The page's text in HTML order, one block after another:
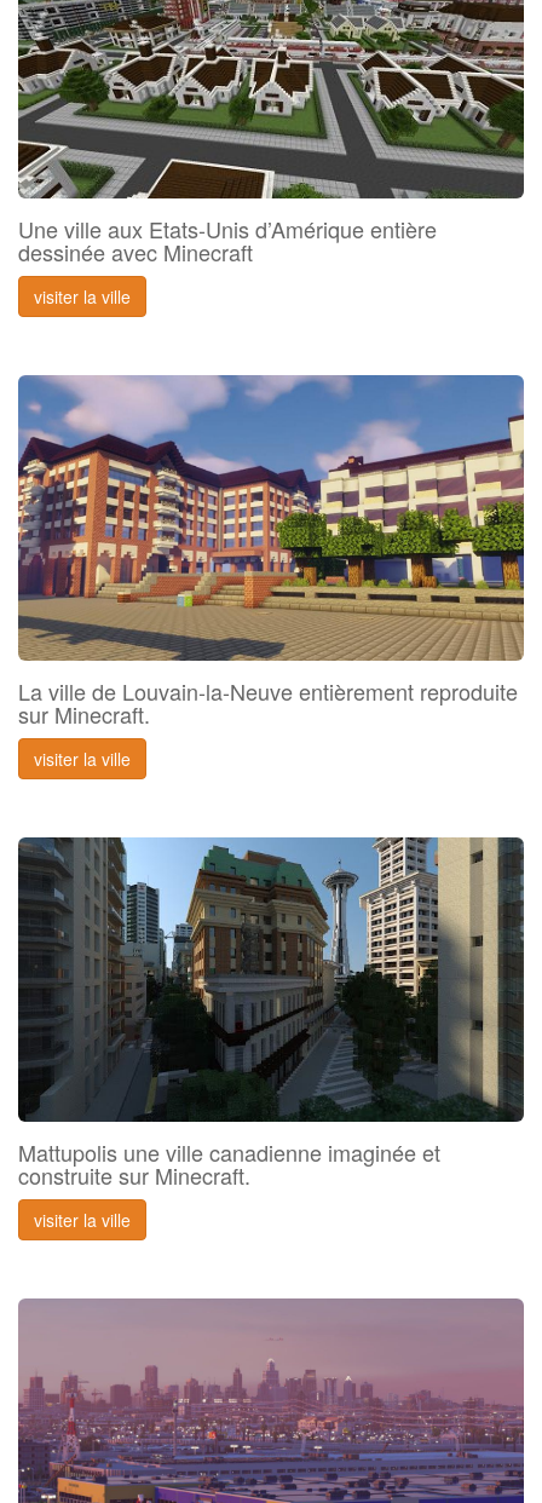
Une ville aux Etats-Unis d’Amérique entière
dessinée avec Minecraft
visiter la ville
La ville de Louvain-la-Neuve entièrement reproduite
sur Minecraft.
visiter la ville
Mattupolis une ville canadienne imaginée et
construite sur Minecraft.
visiter la ville